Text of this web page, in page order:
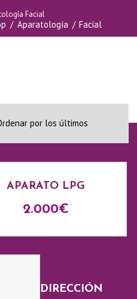
Facial
Aparatología Facial
APARATO LPG
2.000€
DIRECCIÓN